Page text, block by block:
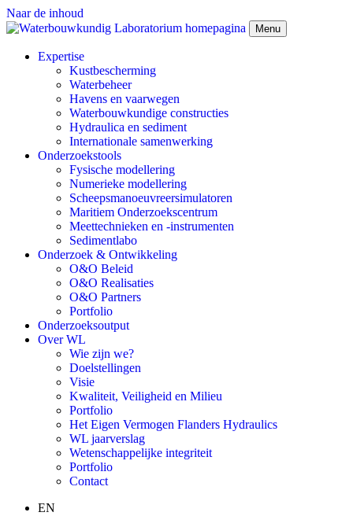
Naar de inhoud
Menu
Expertise
Kustbescherming
Waterbeheer
Havens en vaarwegen
Waterbouwkundige constructies
Hydraulica en sediment
Internationale samenwerking
Onderzoekstools
Fysische modellering
Numerieke modellering
Scheepsmanoeuvreersimulatoren
Maritiem Onderzoekscentrum
Meettechnieken en -instrumenten
Sedimentlabo
Onderzoek & Ontwikkeling
O&O Beleid
O&O Realisaties
O&O Partners
Portfolio
Onderzoeksoutput
Over WL
Wie zijn we?
Doelstellingen
Visie
Kwaliteit, Veiligheid en Milieu
Portfolio
Het Eigen Vermogen Flanders Hydraulics
WL jaarverslag
Wetenschappelijke integriteit
Portfolio
Contact
EN